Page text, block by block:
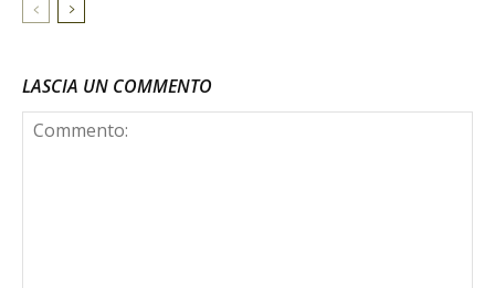
LASCIA UN COMMENTO